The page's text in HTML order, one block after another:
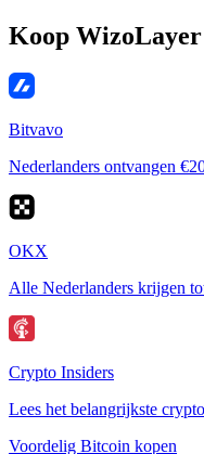
Koop
Bitvavo
Nederlanders ontvangen
OKX
Alle Nederlanders krijgen
Crypto Insiders
Lees het belangrijkste
Voordelig Bitcoin kopen